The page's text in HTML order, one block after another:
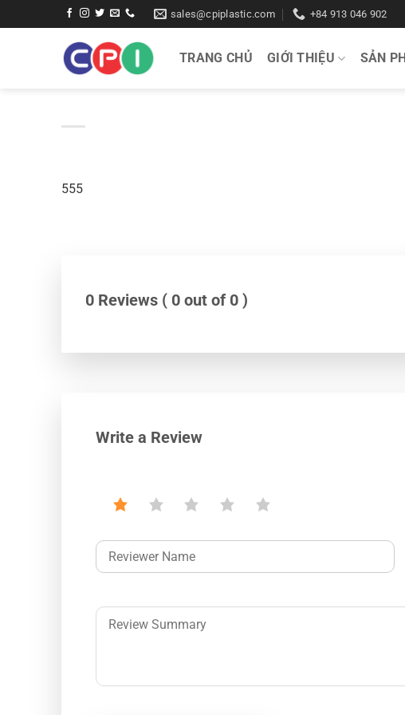
qua
sales@cpiplastic.com +84 913 046 902
TRANG CHỦ GIỚI THIỆU SẢN
555
0 Reviews ( 0 out of 0 )
Write a Review